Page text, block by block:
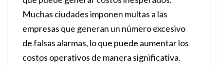
Muchas ciudades imponen multas a las
empresas que generan un número excesivo
de falsas alarmas, lo que puede aumentar los
costos operativos de manera significativa.